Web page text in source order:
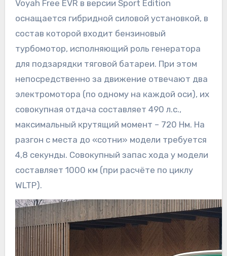
Voyah Free EVR в версии Sport Edition
оснащается гибридной силовой установкой, в
состав которой входит бензиновый
турбомотор, исполняющий роль генератора
для подзарядки тяговой батареи. При этом
непосредственно за движение отвечают два
электромотора (по одному на каждой оси), их
совокупная отдача составляет 490 л.с.,
максимальный крутящий момент – 720 Нм. На
разгон с места до «сотни» модели требуется
4,8 секунды. Совокупный запас хода у модели
составляет 1000 км (при расчёте по циклу
WLTP).